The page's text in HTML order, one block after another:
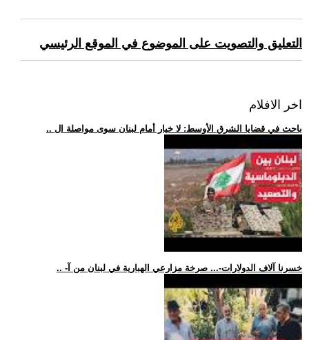
التعليق والتصويت على الموضوع في الموقع الرئيسي
اخر الافلام
.. باحث في قضايا الشرق الأوسط: لا خيار أمام لبنان سوى مواصلة ال
.. -خسرنا آلاف الدولارات-... صرخة مزارعي الهبارية في لبنان من آ